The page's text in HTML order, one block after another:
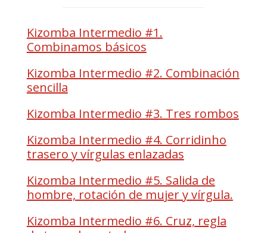
Kizomba Intermedio #1.
Combinamos básicos
Kizomba Intermedio #2. Combinación
sencilla
Kizomba Intermedio #3. Tres rombos
Kizomba Intermedio #4. Corridinho
trasero y vírgulas enlazadas
Kizomba Intermedio #5. Salida de
hombre, rotación de mujer y vírgula.
Kizomba Intermedio #6. Cruz, regla